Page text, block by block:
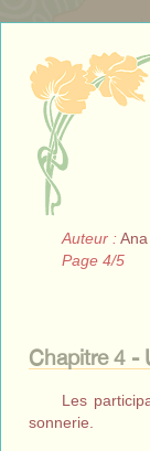
Auteur :Ana
Page 4/5
Chapitre 4 -
Les
sonnerie.